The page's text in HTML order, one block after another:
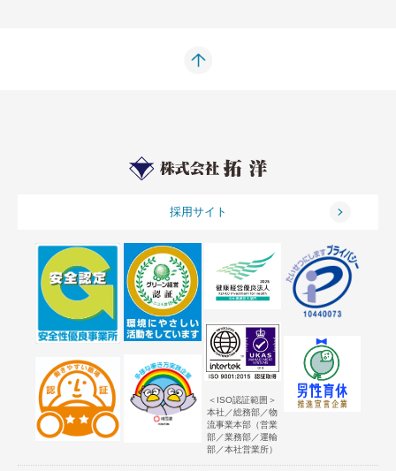
採用サイト
＜ISO認証範囲＞
本社／総務部／物
流事業本部（営業
部／業務部／運輸
部／本社営業所）